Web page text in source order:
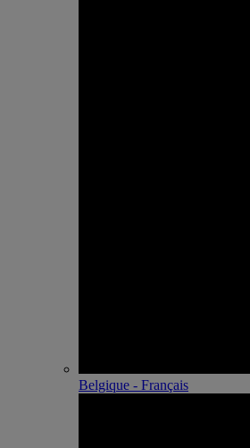
Belgique - Français